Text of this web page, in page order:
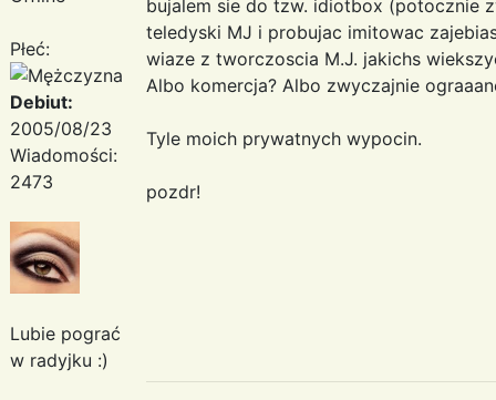
Płeć:
Debiut:
2005/08/23
Wiadomości:
2473
Lubie pograć
w radyjku :)
bujalem sie do tzw. idiotbox (potocznie
teledyski MJ i probujac imitowac
wiaze z tworczoscia M.J. jakichs
Albo komercja? Albo zwyczajnie
Tyle moich prywatnych wypocin.
pozdr!